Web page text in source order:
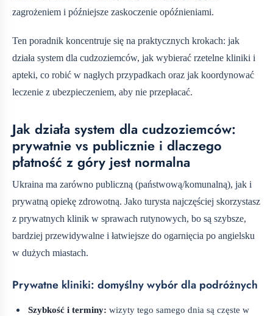
zagrożeniem i późniejsze zaskoczenie opóźnieniami.
Ten poradnik koncentruje się na praktycznych krokach: jak
działa system dla cudzoziemców, jak wybierać rzetelne kliniki i
apteki, co robić w nagłych przypadkach oraz jak koordynować
leczenie z ubezpieczeniem, aby nie przepłacać.
Jak działa system dla cudzoziemców:
prywatnie vs publicznie i dlaczego
płatność z góry jest normalna
Ukraina ma zarówno publiczną (państwową/komunalną), jak i
prywatną opiekę zdrowotną. Jako turysta najczęściej skorzystasz
z prywatnych klinik w sprawach rutynowych, bo są szybsze,
bardziej przewidywalne i łatwiejsze do ogarnięcia po angielsku
w dużych miastach.
Prywatne kliniki: domyślny wybór dla podróżnych
Szybkość i terminy: wizyty tego samego dnia są częste w